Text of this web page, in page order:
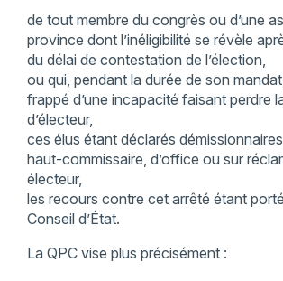
de tout membre du congrès ou d’une
province dont l’inéligibilité se révèle
du délai de contestation de l’élection,
ou qui, pendant la durée de son
frappé d’une incapacité faisant perdre
d’électeur,
ces élus étant déclarés
haut-commissaire, d’office ou sur
électeur,
les recours contre cet arrêté étant
Conseil d’État.
La QPC vise plus précisément :